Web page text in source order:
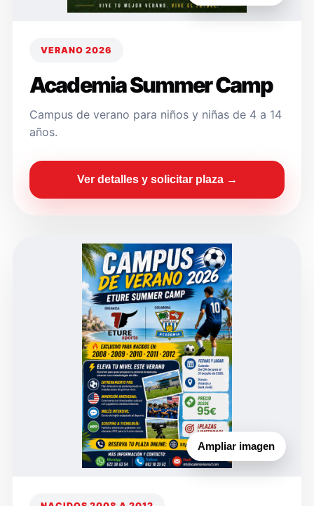
VERANO 2026
Academia Summer Camp
Campus de verano para niños y niñas de 4 a 14
años.
Ver detalles y solicitar plaza →
Ampliar imagen